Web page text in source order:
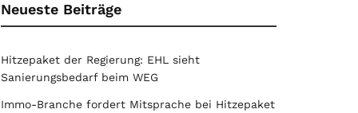
Neueste Beiträge
Hitzepaket der Regierung: EHL sieht
Sanierungsbedarf beim WEG
Immo-Branche fordert Mitsprache bei Hitzepaket